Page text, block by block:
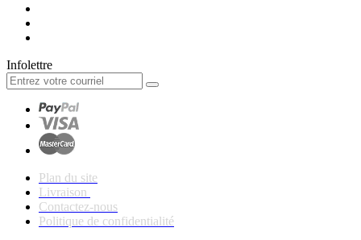
Infolettre
Plan du site
Livraison
Contactez-nous
Politique de confidentialité